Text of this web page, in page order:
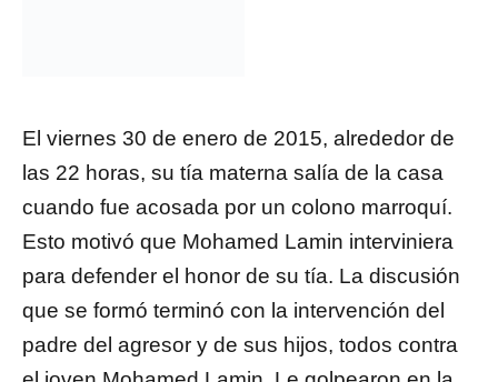
El viernes 30 de enero de 2015, alrededor de
las 22 horas, su tía materna salía de la casa
cuando fue acosada por un colono marroquí.
Esto motivó que Mohamed Lamin interviniera
para defender el honor de su tía. La discusión
que se formó terminó con la intervención del
padre del agresor y de sus hijos, todos contra